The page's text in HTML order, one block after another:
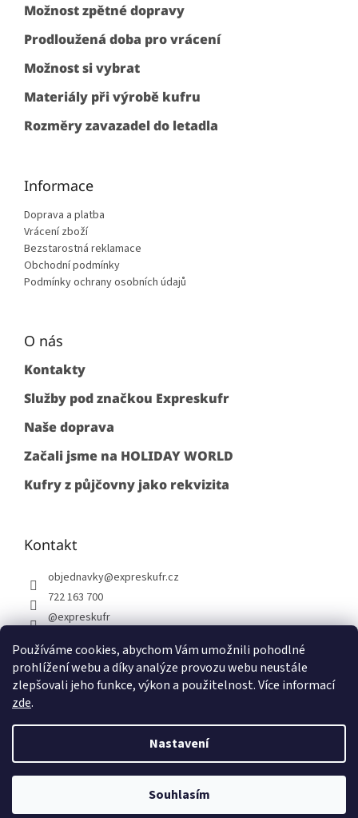
Používáme cookies, abychom Vám umožnili pohodlné
prohlížení webu a díky analýze provozu webu neustále
zlepšovali jeho funkce, výkon a použitelnost. Více informací
zde.
Nastavení
Souhlasím
í
r
y
v
ý
p
Možnost zpětné dopravy
Prodloužená doba pro vrácení
Možnost si vybrat
Materiály při výrobě kufru
Rozměry zavazadel do letadla
Informace
Doprava a platba
Vrácení zboží
Bezstarostná reklamace
Obchodní podmínky
Podmínky ochrany osobních údajů
O nás
Kontakty
Služby pod značkou Expreskufr
Naše doprava
Začali jsme na HOLIDAY WORLD
Kufry z půjčovny jako rekvizita
Kontakt
objednavky@expreskufr.cz
722 163 700
@expreskufr
Vytvořil Shoptet
. Všechna práva vyhrazena.
nastavení cookies